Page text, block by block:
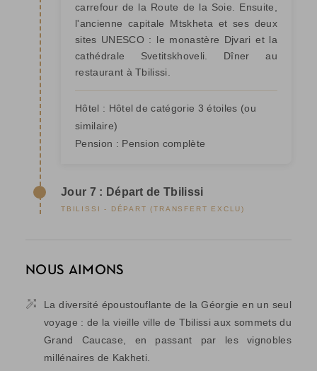
carrefour de la Route de la Soie. Ensuite,
l'ancienne capitale Mtskheta et ses deux
sites UNESCO : le monastère Djvari et la
cathédrale Svetitskhoveli. Dîner au
restaurant à Tbilissi.
Hôtel : Hôtel de catégorie 3 étoiles (ou
similaire)
Pension : Pension complète
Jour 7 : Départ de Tbilissi
TBILISSI - DÉPART (TRANSFERT EXCLU)
NOUS AIMONS
La diversité époustouflante de la Géorgie en un seul
voyage : de la vieille ville de Tbilissi aux sommets du
Grand Caucase, en passant par les vignobles
millénaires de Kakheti.